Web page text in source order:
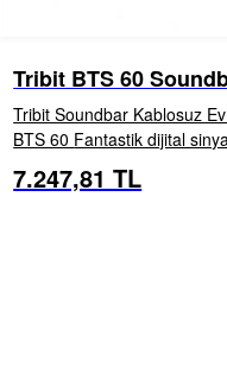
Tribit BTS 60
Tribit Soundbar Kablosuz
BTS 60 Fantastik dijital sinyal işlemcisi,
etkileyici tam konuşma
performans sunarken
7.247,81 TL
İNCELE